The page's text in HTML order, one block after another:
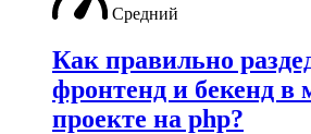
Средний
Как правильно
фронтенд и бекенд в
проекте на php?